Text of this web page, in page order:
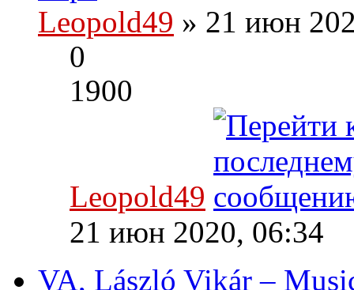
Leopold49 » 21 июн
0
1900
Leopold49
21 июн 2020, 06:34
VA, László Vikár –